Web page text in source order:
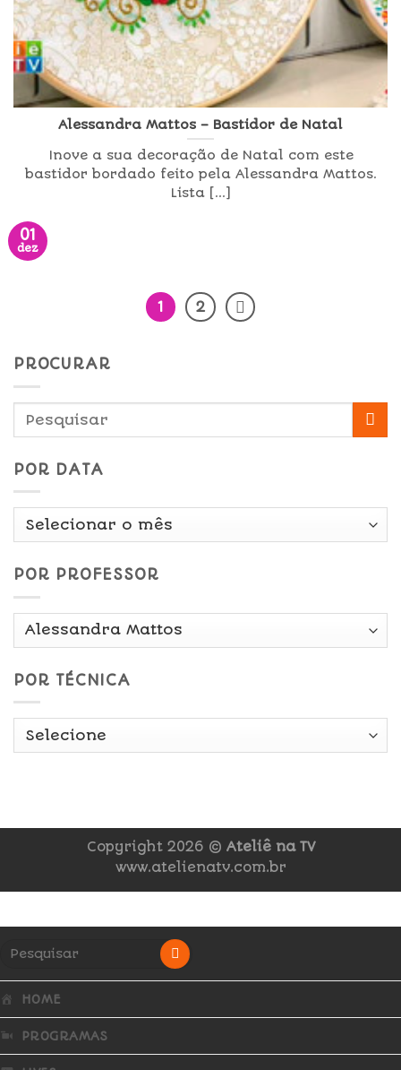
Alessandra Mattos – Bastidor de Natal
Inove a sua decoração de Natal com este
bastidor bordado feito pela Alessandra Mattos.
Lista [...]
01
dez
1 2
PROCURAR
POR DATA
Por
POR PROFESSOR
POR TÉCNICA
Copyright 2026 © Ateliê na TV
www.atelienatv.com.br
HOME
PROGRAMAS